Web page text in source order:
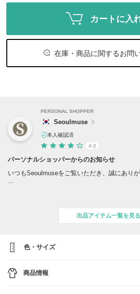
カートに入
在庫・商品に関するお問
PERSONAL SHOPPER
Seoulmuse
本人確認済
4.3
パーソナルショッパーからのお知らせ
いつもSeoulmuseをご覧いただき、誠にありが
日本では入手しづらいアイテムや感度の高い
出品商品以外にもお探し可能ですので、
どうぞよろしくお願いいたします。
出品アイテム一覧を見る
色・サイズ
商品情報